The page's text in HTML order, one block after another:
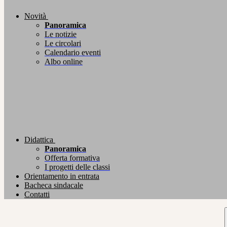
Novità
Panoramica
Le notizie
Le circolari
Calendario eventi
Albo online
Didattica
Panoramica
Offerta formativa
I progetti delle classi
Orientamento in entrata
Bacheca sindacale
Contatti